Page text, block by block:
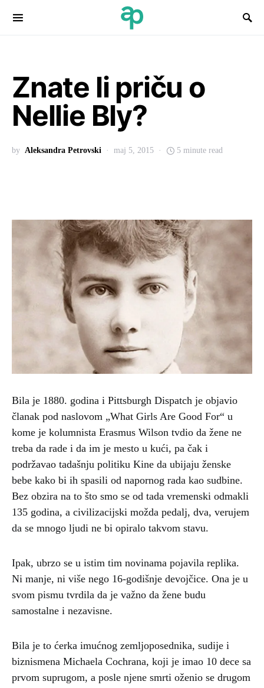
Search for:
Znate li priču o
Nellie Bly?
by Aleksandra Petrovski maj 5, 2015 5 minute read
Bila je 1880. godina i Pittsburgh Dispatch je objavio
članak pod naslovom „What Girls Are Good For“ u
kome je kolumnista Erasmus Wilson tvdio da žene ne
treba da rade i da im je mesto u kući, pa čak i
podržavao tadašnju politiku Kine da ubijaju ženske
bebe kako bi ih spasili od napornog rada kao sudbine.
Bez obzira na to što smo se od tada vremenski odmakli
135 godina, a civilizacijski možda pedalj, dva, verujem
da se mnogo ljudi ne bi opiralo takvom stavu.
Ipak, ubrzo se u istim tim novinama pojavila replika.
Ni manje, ni više nego 16-godišnje devojčice. Ona je u
svom pismu tvrdila da je važno da žene budu
samostalne i nezavisne.
Bila je to ćerka imućnog zemljoposednika, sudije i
biznismena Michaela Cochrana, koji je imao 10 dece sa
prvom suprugom, a posle njene smrti oženio se drugom